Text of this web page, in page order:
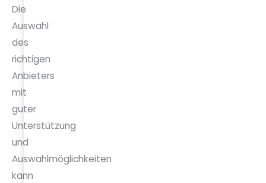
Die
Auswahl
des
richtigen
Anbieters
mit
guter
Unterstützung
und
Auswahlmöglichkeiten
kann